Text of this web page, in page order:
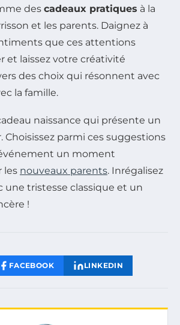
des cadeaux pratiques à la
et les parents. Daignez à
que ces attentions
et laissez votre créativité
des choix qui résonnent avec
la famille.
naissance qui présente un
Choisissez parmi ces suggestions
un moment
les nouveaux parents. Inrégalisez
une tristesse classique et un
!
FACEBOOK LINKEDIN